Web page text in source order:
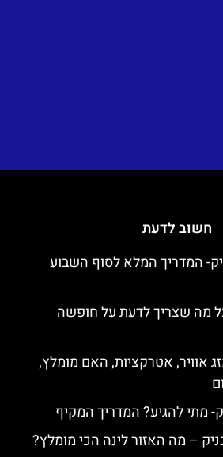
חשוב לדעת
המדריך המלא לסוף השבוע
מה שצריך לדעת על חופשה
אוויר, אטרקציות, האם מומלץ,
מתי להגיע? המדריך המקיף
– מה האזור לינה הכי מומלץ?